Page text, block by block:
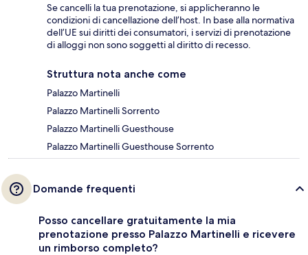
Se cancelli la tua prenotazione, si applicheranno le
condizioni di cancellazione dell’host. In base alla normativa
dell’UE sui diritti dei consumatori, i servizi di prenotazione
di alloggi non sono soggetti al diritto di recesso.
Struttura nota anche come
Palazzo Martinelli
Palazzo Martinelli Sorrento
Palazzo Martinelli Guesthouse
Palazzo Martinelli Guesthouse Sorrento
Domande frequenti
Posso cancellare gratuitamente la mia
prenotazione presso Palazzo Martinelli e ricevere
un rimborso completo?